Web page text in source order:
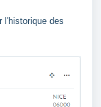
l'historique des